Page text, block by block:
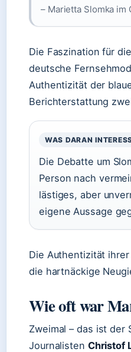
– Marietta Slomka im
Die Faszination für
deutsche
Authentizität der
Berichterstattung
WAS DARAN
Die Debatte um
Person nach
lästiges, aber
eigene Aussage
Die Authentizität
die hartnäckige
Wie oft war
Zweimal – das ist der
Journalisten Christof